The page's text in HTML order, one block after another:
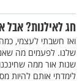
חג לאילנות? אבל
ואז חשבתי לעצמי,
שלנו. לפעמים מה
שנות אור ממה
לימדתי אותם להיות